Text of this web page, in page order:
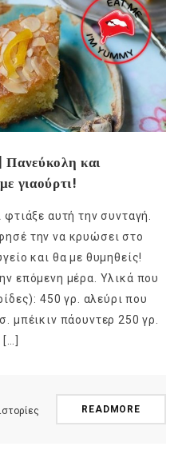
Πανεύκολη και
γιαούρτι!
αυτή την συνταγή.
την να κρυώσει στο
και θα µε θυμηθείς!
επόμενη μέρα. Υλικά που
450 γρ. αλεύρι που
μπέικιν πάουντερ 250 γρ.
READMORE